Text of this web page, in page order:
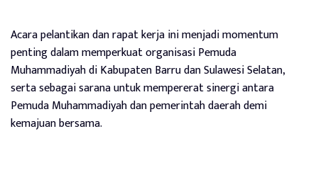
Acara pelantikan dan rapat kerja ini menjadi momentum
penting dalam memperkuat organisasi Pemuda
Muhammadiyah di Kabupaten Barru dan Sulawesi Selatan,
serta sebagai sarana untuk mempererat sinergi antara
Pemuda Muhammadiyah dan pemerintah daerah demi
kemajuan bersama.